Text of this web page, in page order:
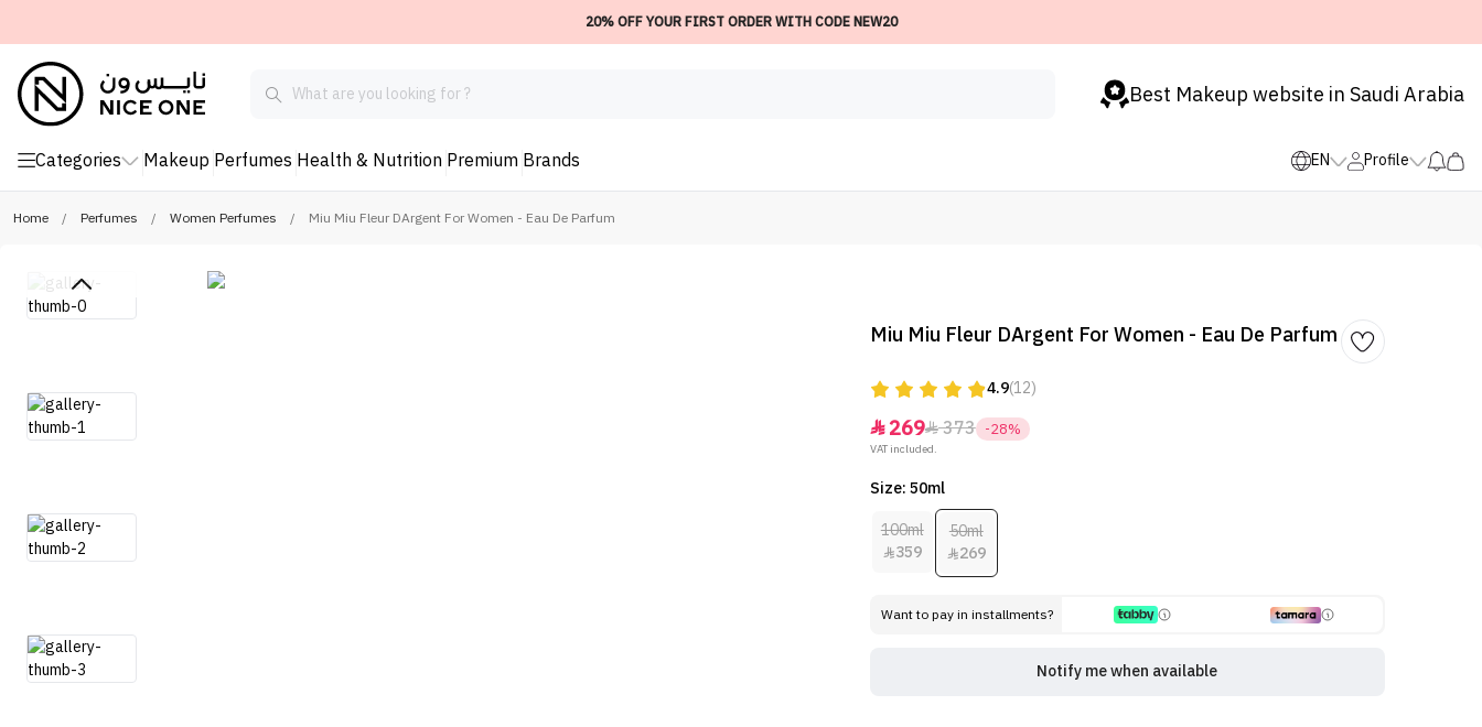
20% OFF YOUR FIRST ORDER WITH CODE NEW20
Best Makeup website in Saudi Arabia
Categories Makeup Perfumes Health & Nutrition Premium Brands EN Profile
Home / Perfumes / Women Perfumes / Miu Miu Fleur DArgent For Women - Eau De Parfum
Miu Miu Fleur DArgent For Women - Eau De Parfum
4.9(12)
269373 -28%
VAT included.
Size: 50ml
100ml
359
50ml
269
Want to pay in installments?
Notify me when available